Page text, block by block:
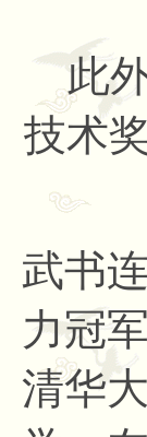
此外
技术
武书
力冠
清华